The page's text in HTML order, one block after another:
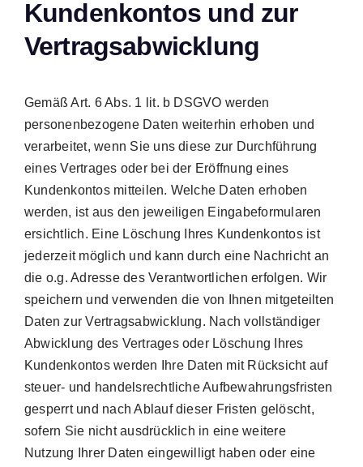
Kundenkontos und zur
Vertragsabwicklung
Gemäß Art. 6 Abs. 1 lit. b DSGVO werden
personenbezogene Daten weiterhin erhoben und
verarbeitet, wenn Sie uns diese zur Durchführung
eines Vertrages oder bei der Eröffnung eines
Kundenkontos mitteilen. Welche Daten erhoben
werden, ist aus den jeweiligen Eingabeformularen
ersichtlich. Eine Löschung Ihres Kundenkontos ist
jederzeit möglich und kann durch eine Nachricht an
die o.g. Adresse des Verantwortlichen erfolgen. Wir
speichern und verwenden die von Ihnen mitgeteilten
Daten zur Vertragsabwicklung. Nach vollständiger
Abwicklung des Vertrages oder Löschung Ihres
Kundenkontos werden Ihre Daten mit Rücksicht auf
steuer- und handelsrechtliche Aufbewahrungsfristen
gesperrt und nach Ablauf dieser Fristen gelöscht,
sofern Sie nicht ausdrücklich in eine weitere
Nutzung Ihrer Daten eingewilligt haben oder eine